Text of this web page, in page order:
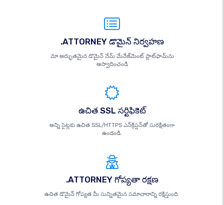
.ATTORNEY డొమైన్ నిర్వహణ
మా అద్భుతమైన డొమైన్ నేమ్ మేనేజ్‌మెంట్ ప్లాట్‌ఫామ్‌ను
ఆస్వాదించండి
ఉచిత SSL సర్టిఫికెట్
అన్ని సైట్లకు ఉచిత SSL/HTTPS ఎన్‌క్రిప్షన్‌తో సురక్షితంగా
ఉండండి.
.ATTORNEY గోప్యతా రక్షణ
ఉచిత డొమైన్ గోప్యత మీ సున్నితమైన సమాచారాన్ని రక్షిస్తుంది.